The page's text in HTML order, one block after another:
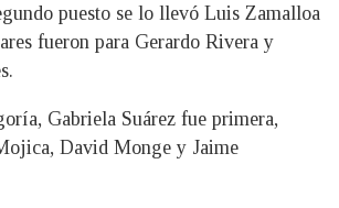
puesto se lo llevó Luis Zamalloa
fueron para Gerardo Rivera y
Gabriela Suárez fue primera,
David Monge y Jaime